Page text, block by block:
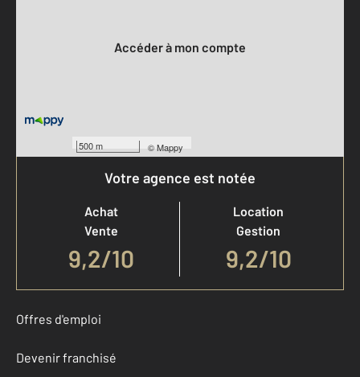
500 m ©Mappy
Accéder à mon compte
Votre agence est notée
Achat
Vente
9,2/10
Location
Gestion
9,2/10
Offres d'emploi
Devenir franchisé